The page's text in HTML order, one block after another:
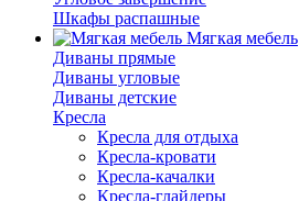
Шкафы распашные
Мягкая мебель
Диваны прямые
Диваны угловые
Диваны детские
Кресла
Кресла для отдыха
Кресла-кровати
Кресла-качалки
Кресла-глайдеры